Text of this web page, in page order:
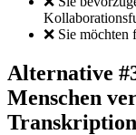
❌ Sie möchten
Alternative
Menschen
Transkription